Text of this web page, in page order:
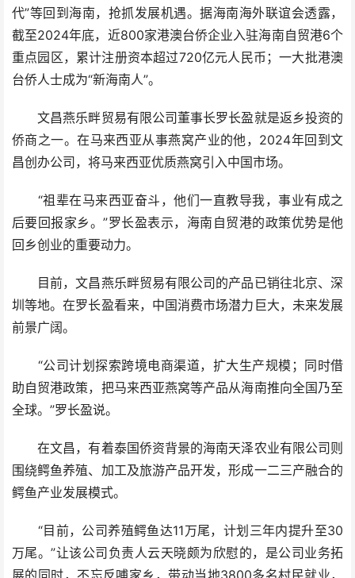
代”等回到海南，抢抓发展机遇。据海南海外联谊会透露，
截至2024年底，近800家港澳台侨企业入驻海南自贸港6个
重点园区，累计注册资本超过720亿元人民币；一大批港澳
台侨人士成为“新海南人”。
文昌燕乐畔贸易有限公司董事长罗长盈就是返乡投资的
侨商之一。在马来西亚从事燕窝产业的他，2024年回到文
昌创办公司，将马来西亚优质燕窝引入中国市场。
“祖辈在马来西亚奋斗，他们一直教导我，事业有成之
后要回报家乡。”罗长盈表示，海南自贸港的政策优势是他
回乡创业的重要动力。
目前，文昌燕乐畔贸易有限公司的产品已销往北京、深
圳等地。在罗长盈看来，中国消费市场潜力巨大，未来发展
前景广阔。
“公司计划探索跨境电商渠道，扩大生产规模；同时借
助自贸港政策，把马来西亚燕窝等产品从海南推向全国乃至
全球。”罗长盈说。
在文昌，有着泰国侨资背景的海南天泽农业有限公司则
围绕鳄鱼养殖、加工及旅游产品开发，形成一二三产融合的
鳄鱼产业发展模式。
“目前，公司养殖鳄鱼达11万尾，计划三年内提升至30
万尾。”让该公司负责人云天晓颇为欣慰的，是公司业务拓